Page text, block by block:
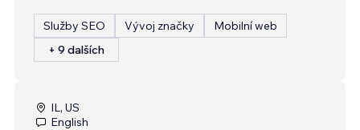
Služby SEO Vývoj značky
Mobilní web
+ 9 dalších
IL, US
English